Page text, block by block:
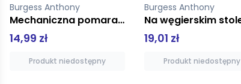
Burgess Anthony
Mechaniczna pomarańcza
14,99 zł
Produkt niedostępny
Burgess Anthony
19,01 zł
Produkt niedostępny